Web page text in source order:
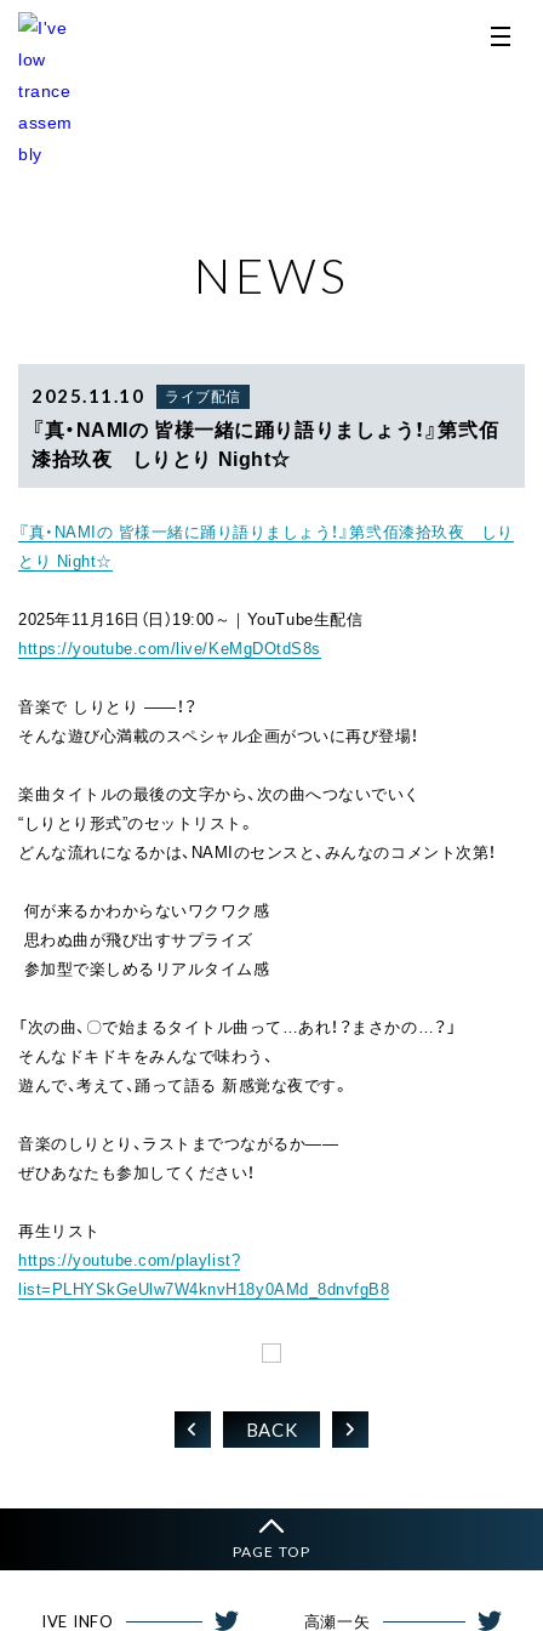
TOP
RELEASE
PROFILE
STORE
NEWS
2025.11.10 ライブ配信
『真・NAMIの 皆様一緒に踊り語りましょう！』第弐佰
漆拾玖夜 しりとり Night☆
『真・NAMIの 皆様一緒に踊り語りましょう！』第弐佰漆拾玖夜 しり
とり Night☆
2025年11月16日（日）19:00～｜YouTube生配信
https://youtube.com/live/KeMgDOtdS8s
音楽で しりとり ――！？
そんな遊び心満載のスペシャル企画がついに再び登場！
楽曲タイトルの最後の文字から、次の曲へつないでいく
“しりとり形式”のセットリスト。
どんな流れになるかは、NAMIのセンスと、みんなのコメント次第！
何が来るかわからないワクワク感
思わぬ曲が飛び出すサプライズ
参加型で楽しめるリアルタイム感
「次の曲、〇で始まるタイトル曲って…あれ！？まさかの…？」
そんなドキドキをみんなで味わう、
遊んで、考えて、踊って語る 新感覚な夜です。
音楽のしりとり、ラストまでつながるか――
ぜひあなたも参加してください！
再生リスト
https://youtube.com/playlist?
list=PLHYSkGeUlw7W4knvH18y0AMd_8dnvfgB8
BACK
PAGE TOP
IVE INFO 高瀬一矢